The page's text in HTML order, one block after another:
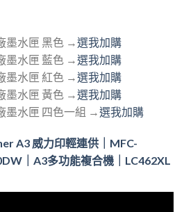
墨水匣 黑色 →選我加購
墨水匣 藍色 →選我加購
墨水匣 紅色 →選我加購
墨水匣 黃色 →選我加購
墨水匣 四色一組 →選我加購
A3 威力印輕連供｜MFC-
｜A3多功能複合機｜LC462XL